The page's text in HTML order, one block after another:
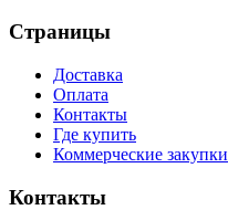
Страницы
Доставка
Оплата
Контакты
Где купить
Коммерческие закупки
Контакты